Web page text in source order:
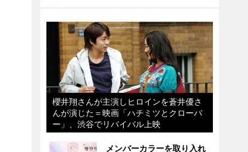
櫻井翔さんが主演しヒロインを蒼井優さ
んが演じた＝映画「ハチミツとクローバ
ー」、渋谷でリバイバル上映
メンバーカラーを取り入れ